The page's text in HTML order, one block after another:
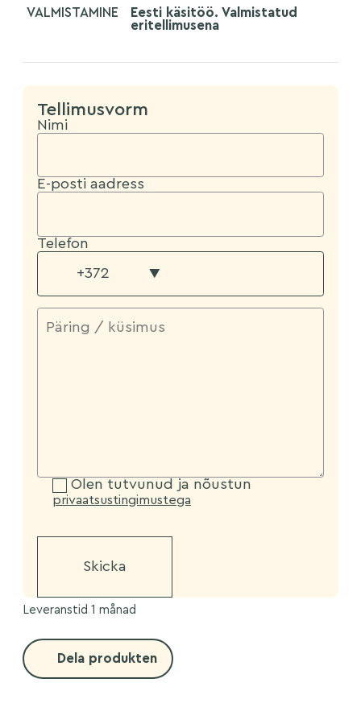
VALMISTAMINE
Eesti käsitöö. Valmistatud
eritellimusena
Tellimusvorm
Nimi
E-posti aadress
Telefon
▼
Olen tutvunud ja nõustun
privaatsustingimustega
Leveranstid 1 månad
Dela produkten